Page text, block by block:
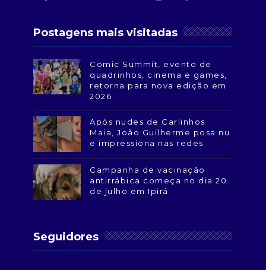
Postagens mais visitadas
Comic Summit, evento de
quadrinhos, cinema e games,
retorna para nova edição em
2026
Após nudes de Carlinhos
Maia, João Guilherme posa nu
e impressiona nas redes
Campanha de vacinação
antirrábica começa no dia 20
de julho em Ipirá
Seguidores